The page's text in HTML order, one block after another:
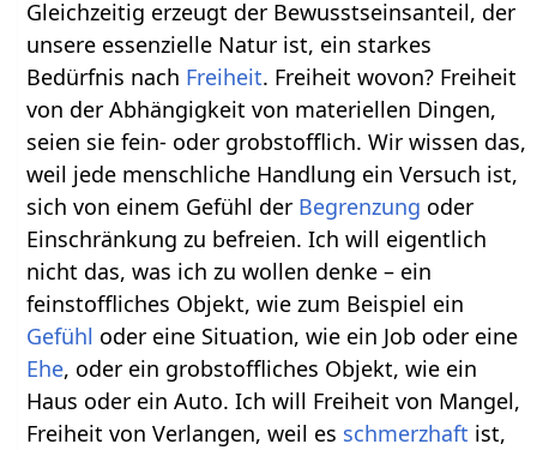
Gleichzeitig erzeugt der Bewusstseinsanteil, der
unsere essenzielle Natur ist, ein starkes
Bedürfnis nach Freiheit. Freiheit wovon? Freiheit
von der Abhängigkeit von materiellen Dingen,
seien sie fein- oder grobstofflich. Wir wissen das,
weil jede menschliche Handlung ein Versuch ist,
sich von einem Gefühl der Begrenzung oder
Einschränkung zu befreien. Ich will eigentlich
nicht das, was ich zu wollen denke – ein
feinstoffliches Objekt, wie zum Beispiel ein
Gefühl oder eine Situation, wie ein Job oder eine
Ehe, oder ein grobstoffliches Objekt, wie ein
Haus oder ein Auto. Ich will Freiheit von Mangel,
Freiheit von Verlangen, weil es schmerzhaft ist,